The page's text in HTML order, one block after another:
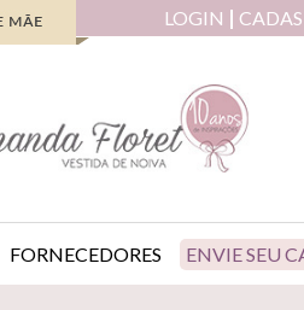
LOGIN
FORNECEDORES ENVIE SEU